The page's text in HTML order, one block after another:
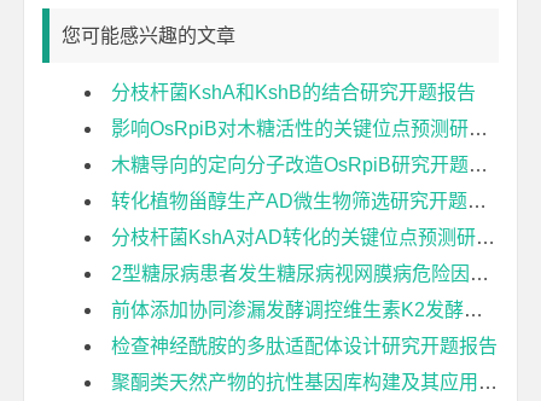
您可能感兴趣的文章
分枝杆菌KshA和KshB的结合研究开题报告
影响OsRpiB对木糖活性的关键位点预测研究开题报告
木糖导向的定向分子改造OsRpiB研究开题报告
转化植物甾醇生产AD微生物筛选研究开题报告
分枝杆菌KshA对AD转化的关键位点预测研究开题报告
2型糖尿病患者发生糖尿病视网膜病危险因素的系统评价开题报告
前体添加协同渗漏发酵调控维生素K2发酵的影响开题报告
检查神经酰胺的多肽适配体设计研究开题报告
聚酮类天然产物的抗性基因库构建及其应用研究开题报告